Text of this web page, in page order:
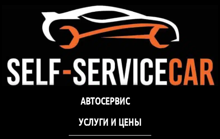
Автосервис СТО
Автосервис СТО
самообслуживания Self-
Service Car Хмельницкий
Автосервис СТО самообслуживания Self-
АВТОСЕРВИС
УCЛУГИ И ЦЕНЫ